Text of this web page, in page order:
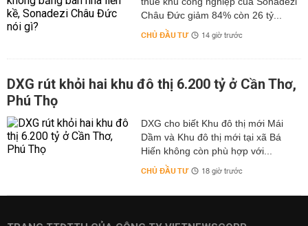
Châu Đức giảm 84% còn 26 tỷ...
CHỦ ĐẦU TƯ 14 giờ trước
DXG rút khỏi hai khu đô thị 6.200 tỷ ở Cần Thơ,
Phú Thọ
DXG cho biết Khu đô thị mới Mái
Dầm và Khu đô thị mới tại xã Bá
Hiến không còn phù hợp với...
CHỦ ĐẦU TƯ 18 giờ trước